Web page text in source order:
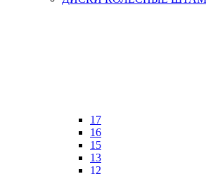
17
16
15
13
12